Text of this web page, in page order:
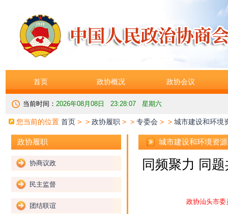
首页 政协概况 政协会议
当前时间： 2026年08月08日 23:28:08 星期六
您当前的位置 首页 > > 政协履职 > > 专委会 > > 城市建设和环境
政协履职
协商议政
民主监督
团结联谊
城市建设和环境资
同频聚力 同
政协汕头市委